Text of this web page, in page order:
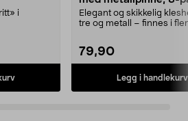
i
Elegant og skikkelig
tre og metall – finnes i
79,90
Legg i handlekurv